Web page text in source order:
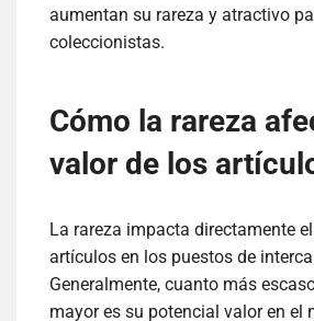
aumentan su rareza y atractivo
coleccionistas.
Cómo la rareza
valor de los
La rareza impacta directamente
artículos en los puestos de
Generalmente, cuanto más
mayor es su potencial valor en el